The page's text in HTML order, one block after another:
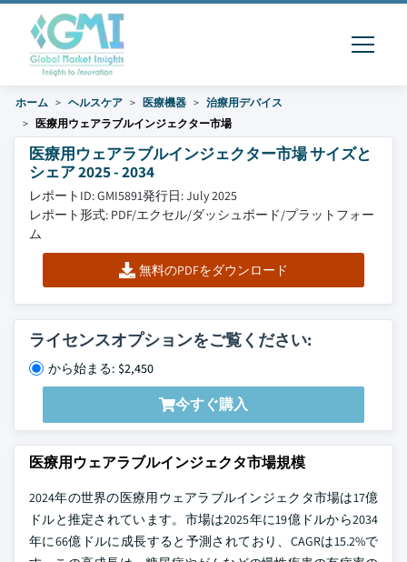
ホーム ヘルスケア 医療機器
治療用デバイス
医療用ウェアラブルインジェクター市場
医療用ウェアラブルインジェクター市場 サイズと
シェア 2025 - 2034
レポートID: GMI5891発行日: July 2025
レポート形式: PDF/エクセル/ダッシュボード/プラットフォー
ム
無料のPDFをダウンロード
ライセンスオプションをご覧ください:
から始まる: $2,450
今すぐ購入
医療用ウェアラブルインジェクタ市場規模
2024年の世界の医療用ウェアラブルインジェクタ市場は17億
ドルと推定されています。市場は2025年に19億ドルから2034
年に66億ドルに成長すると予測されており、CAGRは15.2%で